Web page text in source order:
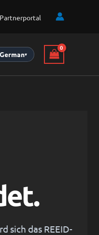
Partnerportal
German▾
sich das REEID-